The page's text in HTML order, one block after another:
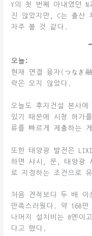
Y의 첫 번째 아내였던
진 않았지만, C는 출산
자주 볼 것 같다.
오늘:
현재 연결 융자(つなぎ
락은 오지 않았다.
오늘도 후지건설 본사
있기 때문에 시청 허가
류를 빠르게 제출하는
또한 태양광 발전은
하면 샤시, 문, 태양광
로 지정하는 조건으로
처음 견적보다 두 배 이
만족스러웠다. 약 160
나머지 설치비는 0엔이
다고 했다.